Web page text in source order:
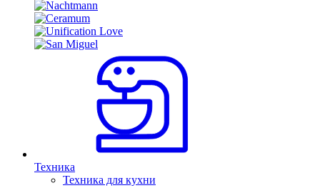
Техника
Техника для кухни